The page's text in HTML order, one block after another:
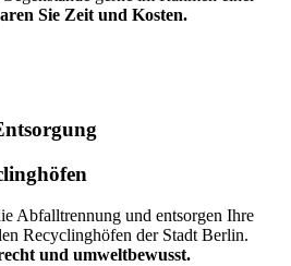
Sie Zeit und Kosten.
Abfalltrennung und entsorgen Ihre
Recyclinghöfen der Stadt Berlin.
und umweltbewusst.